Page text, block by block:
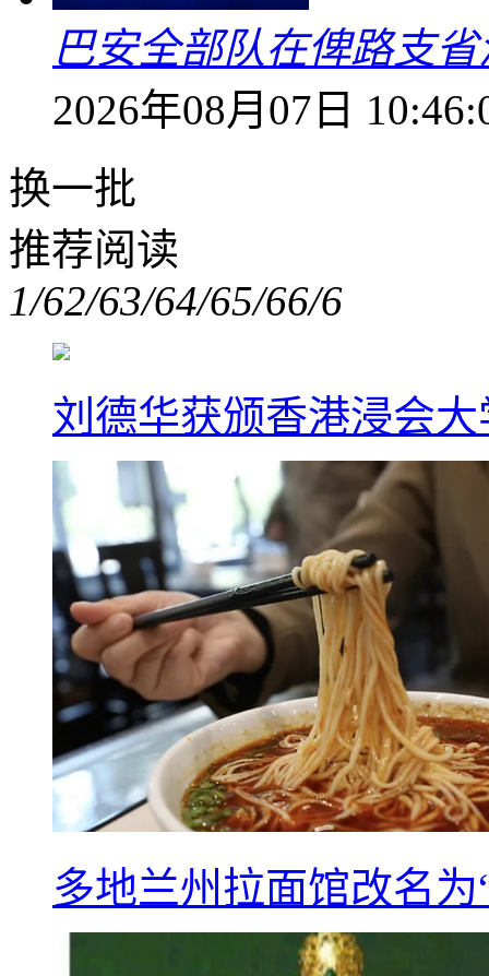
巴安全部队在俾路支
2026年08月07日
换一批
推荐阅读
1/62/63/64/65/66/6
刘德华获颁香港浸会
多地兰州拉面馆改名